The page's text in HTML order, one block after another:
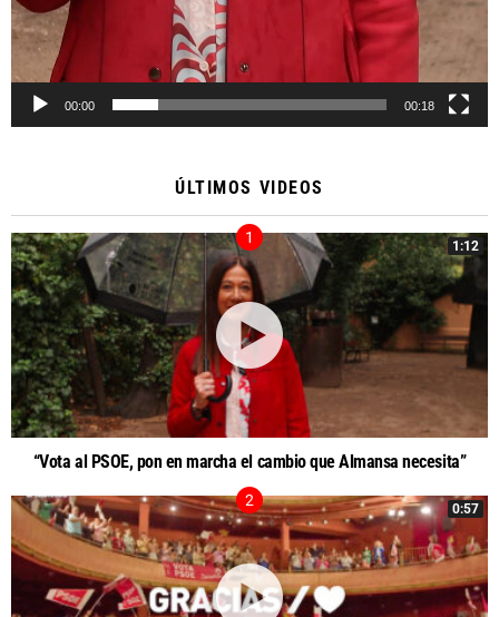
00:00 00:18
ÚLTIMOS VIDEOS
1:12
“Vota al PSOE, pon en marcha el cambio que Almansa necesita”
0:57